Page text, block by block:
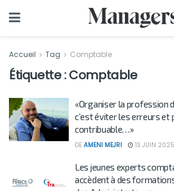
Accueil Tag Comptable
Étiquette :Comptable
«Organiser la profession
c’est éviter les erreurs et
contribuable…»
DE AMENI MEJRI 13 JUIN 2025
Les jeunes experts
accèdent à des